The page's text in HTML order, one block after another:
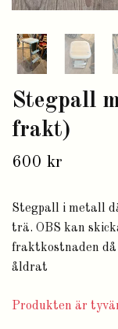
Stegpall
frakt)
600 kr
Stegpall i metall
trä. OBS kan
fraktkostnaden
åldrat
Produkten är